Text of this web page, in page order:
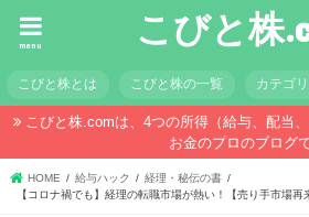
こびと株
menu
こびと株とは こびと株の一覧 カテゴ
こびと株.comは、4つの所得（給与、配当
お金のプロのブログ
HOME 給与ハック
経理・秘伝の書
【コロナ禍でも】経理の転職市場が熱い！【売り手市場再